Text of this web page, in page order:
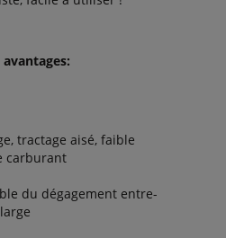
avantages:
tractage aisé, faible
carburant
du dégagement entre-